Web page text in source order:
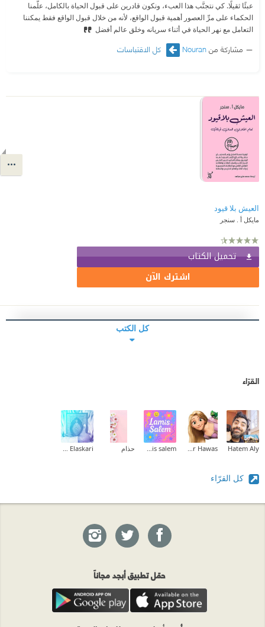
عبئًا ثقيلًا. كي نتجنَّب هذا العبء، ونكون قادرين على قبول الحياة بالكامل، علَّمنا
الحكماء على مرِّ العصور أهمية قبول الواقع، لأنه من خلال قبول الواقع فقط يمكننا
التعامل مع نهر الحياة في أثناء سريانه وخلق عالم أفضل
مشاركة منNouran كل الاقتباسات
العيش بلا قيود
مايكل أ . سنجر
تحميل الكتاب
اشترك الآن
كل الكتب
القرّاء
Hatem Aly حذام
كل القرّاء
حمّل تطبيق أبجد مجاناً